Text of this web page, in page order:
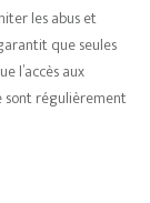
les abus et
que seules
l’accès aux
sont régulièrement